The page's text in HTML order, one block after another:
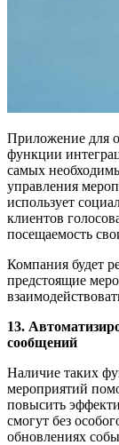
Приложение для
функции
самых
управления
использует
клиентов
посещаемость
Компания будет
предстоящие
13.
сообщений
Наличие таких
мероприятий
повысить
смогут без
обновлениях